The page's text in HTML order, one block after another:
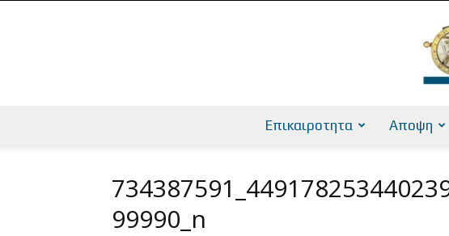
Επικαιροτητα Αποψη
99990_n